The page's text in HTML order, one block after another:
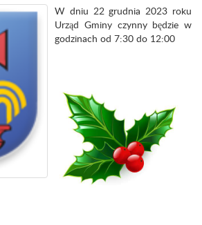
W dniu 22 grudnia 2023 roku
Urząd Gminy czynny będzie w
godzinach od 7:30 do 12:00